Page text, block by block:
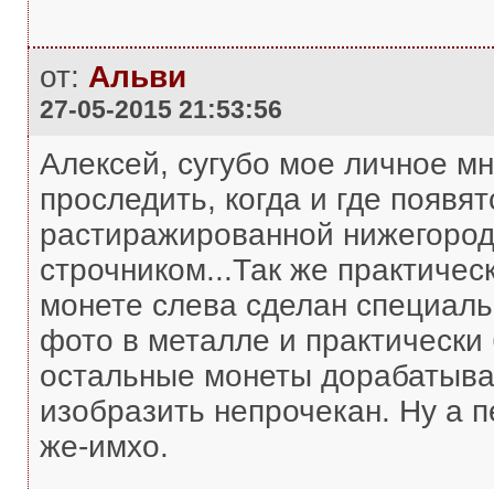
от: Альви
27-05-2015 21:53:56
Алексей, сугубо мое личное
проследить, когда и где
растиражированной
строчником...Так же
монете слева сделан
фото в металле и
остальные монеты
изобразить непрочекан. Ну а
же-имхо.